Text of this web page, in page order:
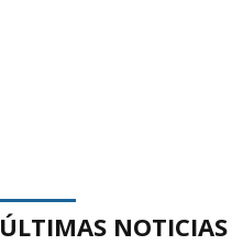
ÚLTIMAS NOTICIAS